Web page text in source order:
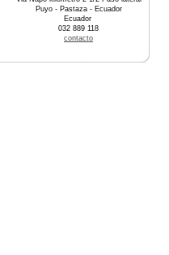
Puyo - Pastaza - Ecuador
Ecuador
032 889 118
contacto